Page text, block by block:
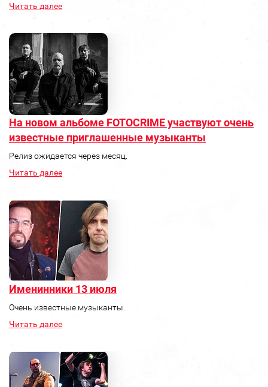
Читать далее
На новом альбоме FOTOCRIME участвуют очень
известные приглашенные музыканты
Релиз ожидается через месяц.
Читать далее
Именинники 13 июля
Очень известные музыканты.
Читать далее